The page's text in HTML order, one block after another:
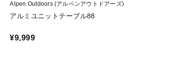
Alpen Outdoors (アルペンアウトドアーズ)
アルミユニットテーブル88
¥9,999